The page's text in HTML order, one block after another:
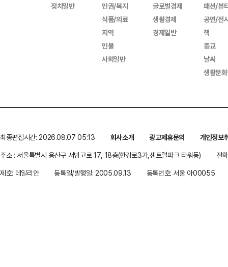
정치일반
인권/복지
식품/의료
지역
인물
사회일반
글로벌경제
생활경제
경제일반
패션/뷰
공연/전
책
종교
날씨
생활문
최종편집시간: 2026.08.07 05:13 회사소개 광고제휴문의
개인정보
주소 : 서울특별시 용산구 서빙고로 17, 18층(한강로3가,센트럴파크 타워동)
전
제호: 데일리안
등록일/발행일: 2005.09.13 등록번호: 서울 아00055